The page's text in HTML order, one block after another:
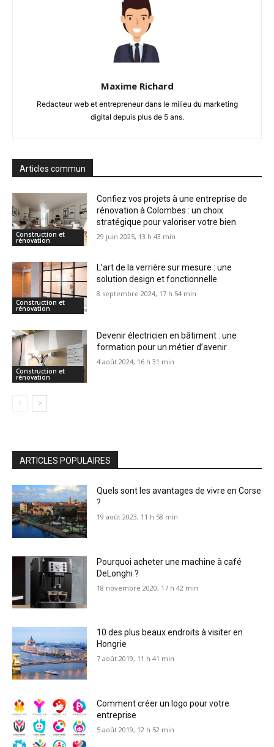
Maxime Richard
Redacteur web et entrepreneur dans le milieu du marketing
digital depuis plus de 5 ans.
Articles commun
Construction et
rénovation
Confiez vos projets à une entreprise de
rénovation à Colombes : un choix
stratégique pour valoriser votre bien
29 juin 2025, 13 h 43 min
Construction et
rénovation
L’art de la verrière sur mesure : une
solution design et fonctionnelle
8 septembre 2024, 17 h 54 min
Construction et
rénovation
Devenir électricien en bâtiment : une
formation pour un métier d’avenir
4 août 2024, 16 h 31 min
ARTICLES POPULAIRES
Quels sont les avantages de vivre en Corse
?
19 août 2023, 11 h 58 min
Pourquoi acheter une machine à café
DeLonghi ?
18 novembre 2020, 17 h 42 min
10 des plus beaux endroits à visiter en
Hongrie
7 août 2019, 11 h 41 min
Comment créer un logo pour votre
entreprise
5 août 2019, 12 h 52 min